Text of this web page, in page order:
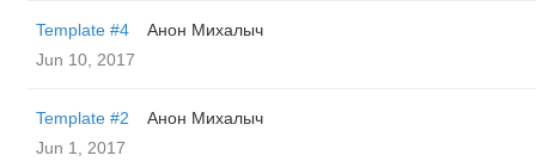
Template #4
Анон Михалыч
Jun 10, 2017
Template #2
Анон Михалыч
Jun 1, 2017